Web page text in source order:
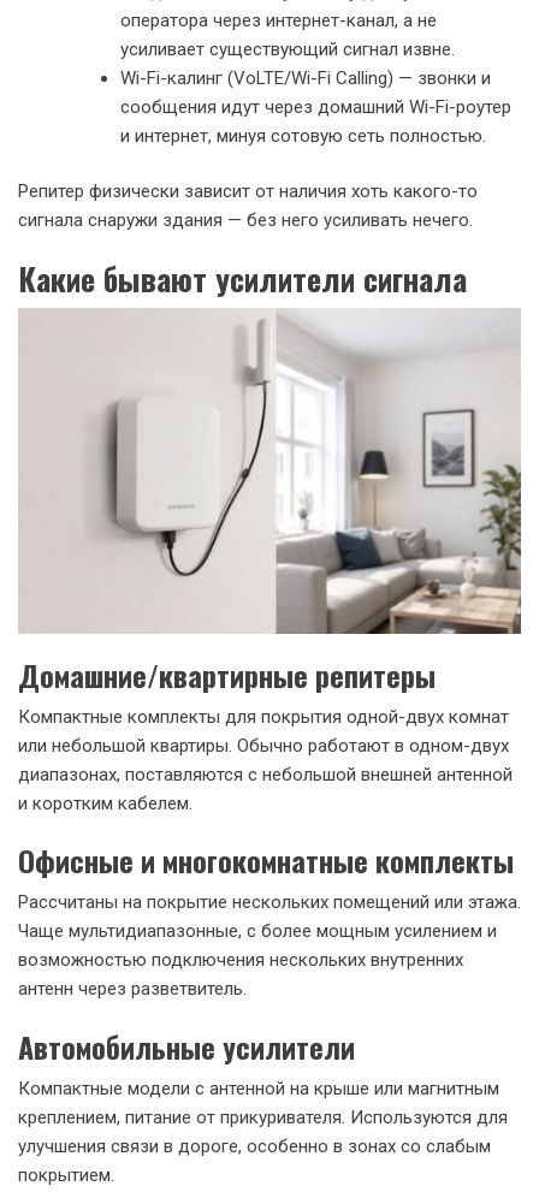
оператора через интернет-канал, а не
усиливает существующий сигнал извне.
Wi-Fi-калинг (VoLTE/Wi-Fi Calling) — звонки и
сообщения идут через домашний Wi-Fi-роутер
и интернет, минуя сотовую сеть полностью.
Репитер физически зависит от наличия хоть какого-то
сигнала снаружи здания — без него усиливать нечего.
Какие бывают усилители сигнала
Домашние/квартирные репитеры
Компактные комплекты для покрытия одной-двух комнат
или небольшой квартиры. Обычно работают в одном-двух
диапазонах, поставляются с небольшой внешней антенной
и коротким кабелем.
Офисные и многокомнатные комплекты
Рассчитаны на покрытие нескольких помещений или этажа.
Чаще мультидиапазонные, с более мощным усилением и
возможностью подключения нескольких внутренних
антенн через разветвитель.
Автомобильные усилители
Компактные модели с антенной на крыше или магнитным
креплением, питание от прикуривателя. Используются для
улучшения связи в дороге, особенно в зонах со слабым
покрытием.